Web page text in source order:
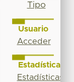
Tipo
Usuario
Acceder
Estadísticas
Estadísticas